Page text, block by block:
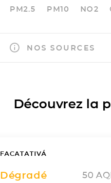
PM2.5 PM10 NO2
NOS SOURCES
Découvrez la
FACATATIVÁ
Dégradé 50